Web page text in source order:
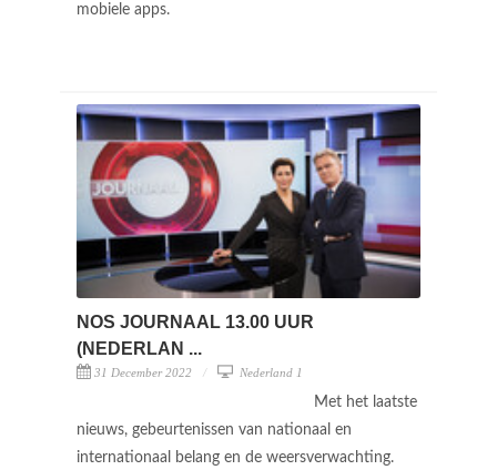
mobiele apps.
NOS JOURNAAL 13.00 UUR
(NEDERLAN ...
31 December 2022 Nederland 1
Met het laatste
nieuws, gebeurtenissen van nationaal en
internationaal belang en de weersverwachting.